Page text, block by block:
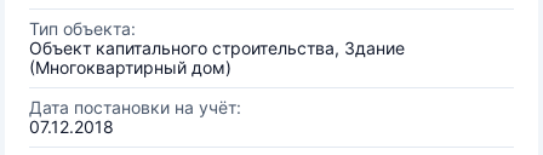
Тип объекта:
Объект капитального строительства, Здание
(Многоквартирный дом)
Дата постановки на учёт:
07.12.2018